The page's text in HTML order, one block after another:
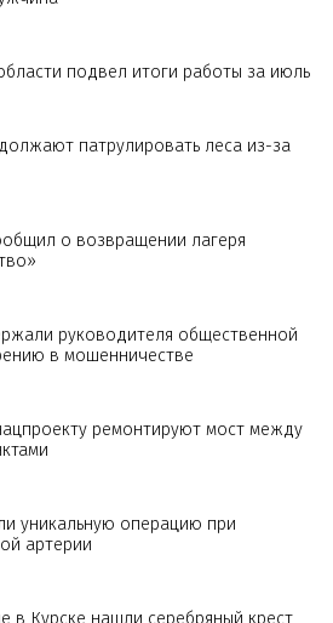
подвел итоги работы за июль
патрулировать леса из-за
о возвращении лагеря
руководителя общественной
в мошенничестве
ремонтируют мост между
уникальную операцию при
артерии
в Курске нашли серебряный крест